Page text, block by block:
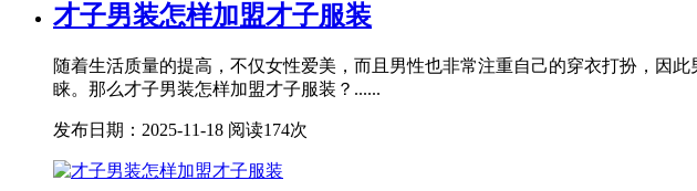
才子男装怎样加盟才子服装
随着生活质量的提高，不仅女性爱美，而且男性也非常注重自己的穿衣打扮，因
睐。那么才子男装怎样加盟才子服装？......
发布日期：2025-11-18 阅读174次